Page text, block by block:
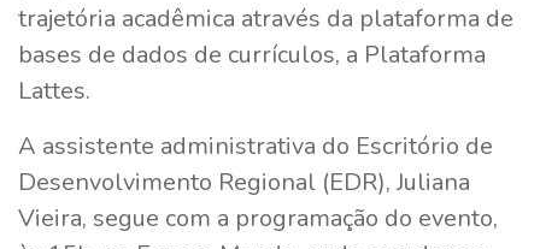
trajetória acadêmica através da plataforma de
bases de dados de currículos, a Plataforma
Lattes.
A assistente administrativa do Escritório de
Desenvolvimento Regional (EDR), Juliana
Vieira, segue com a programação do evento,